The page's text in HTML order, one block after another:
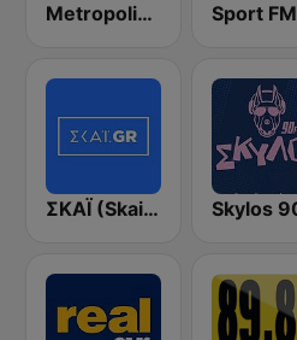
Metropolis Radio 95.5 FM Sport FM
ΣΚΑΪ (Skai Radio 100.3)